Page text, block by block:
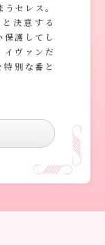
セレス。
決意する
保護してし
イヴァンだ
別な番と